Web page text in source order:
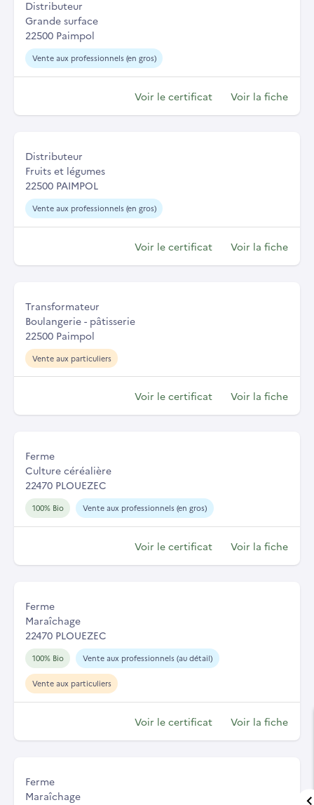
Distributeur
Grande surface
22500 Paimpol
Vente aux professionnels (en gros)
Voir le certificat Voir la fiche
Distributeur
Fruits et légumes
22500 PAIMPOL
Vente aux professionnels (en gros)
Voir le certificat Voir la fiche
Transformateur
Boulangerie - pâtisserie
22500 Paimpol
Vente aux particuliers
Voir le certificat Voir la fiche
Ferme
Culture céréalière
22470 PLOUEZEC
100% Bio Vente aux professionnels (en gros)
Voir le certificat Voir la fiche
Ferme
Maraîchage
22470 PLOUEZEC
100% Bio Vente aux professionnels (au détail)
Vente aux particuliers
Voir le certificat Voir la fiche
Ferme
Maraîchage